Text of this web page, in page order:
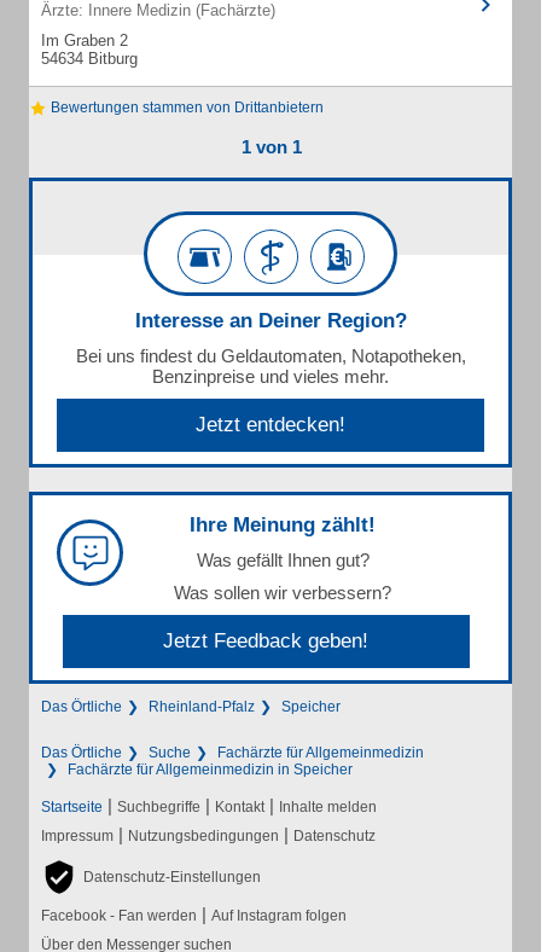
Ärzte: Innere Medizin (Fachärzte)
Im Graben 2
54634 Bitburg
Bewertungen stammen von Drittanbietern
1 von 1
Interesse an Deiner Region?
Bei uns findest du Geldautomaten, Notapotheken,
Benzinpreise und vieles mehr.
Jetzt entdecken!
Ihre Meinung zählt!
Was gefällt Ihnen gut?
Was sollen wir verbessern?
Jetzt Feedback geben!
Das Örtliche Rheinland-Pfalz Speicher
Das Örtliche Suche
Fachärzte für Allgemeinmedizin
Fachärzte für Allgemeinmedizin in Speicher
Startseite | Suchbegriffe | Kontakt | Inhalte melden
Impressum | Nutzungsbedingungen | Datenschutz
Datenschutz-Einstellungen
Facebook - Fan werden | Auf Instagram folgen
Über den Messenger suchen